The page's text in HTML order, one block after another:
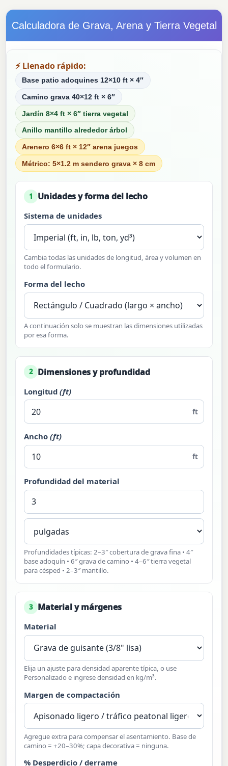
Calculadora de Grava, Arena y Tierra Vegetal
⚡ Llenado rápido:
Base patio adoquines 12×10 ft × 4″
Camino grava 40×12 ft × 6″
Jardín 8×4 ft × 6″ tierra vegetal
Anillo mantillo alrededor árbol
Arenero 6×6 ft × 12″ arena juegos
Métrico: 5×1.2 m sendero grava × 8 cm
1 Unidades y forma del lecho
Sistema de unidades
Cambia todas las unidades de longitud, área y volumen en
todo el formulario.
Forma del lecho
A continuación solo se muestran las dimensiones utilizadas
por esa forma.
2 Dimensiones y profundidad
Longitud (ft)
ft
Ancho (ft)
ft
Profundidad del material
Profundidades típicas: 2–3″ cobertura de grava fina • 4″
base adoquín • 6″ grava de camino • 4–6″ tierra vegetal
para césped • 2–3″ mantillo.
3 Material y márgenes
Material
Elija un ajuste para densidad aparente típica, o use
Personalizado e ingrese densidad en kg/m³.
Margen de compactación
Agregue extra para compensar el asentamiento. Base de
camino = +20–30%; capa decorativa = ninguna.
% Desperdicio / derrame